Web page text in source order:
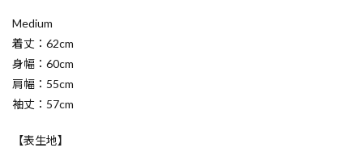
Medium
着丈：62cm
身幅：60cm
肩幅：55cm
袖丈：57cm
【表生地】